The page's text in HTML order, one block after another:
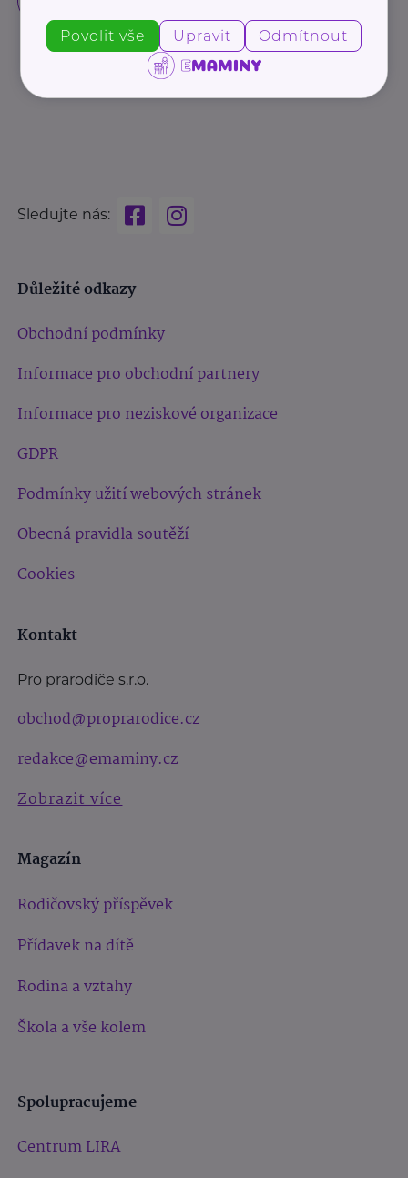
Sledujte nás:
Důležité odkazy
Obchodní podmínky
Informace pro obchodní partnery
Informace pro neziskové organizace
GDPR
Podmínky užití webových stránek
Obecná pravidla soutěží
Cookies
Kontakt
Pro prarodiče s.r.o.
obchod@proprarodice.cz
redakce@emaminy.cz
Zobrazit více
Magazín
Rodičovský příspěvek
Přídavek na dítě
Rodina a vztahy
Škola a vše kolem
Spolupracujeme
Centrum LIRA
Povolit vše Upravit Odmítnout